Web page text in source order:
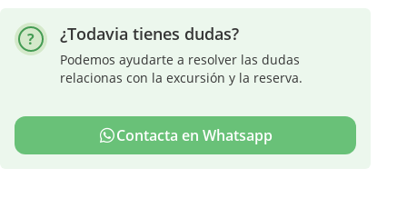
¿Todavia tienes dudas?
Podemos ayudarte a resolver las dudas
relacionas con la excursión y la reserva.
Contacta en Whatsapp